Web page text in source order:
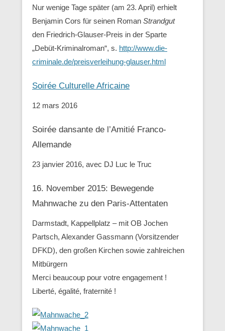
Nur wenige Tage später (am 23. April) erhielt
Benjamin Cors für seinen Roman Strandgut
den Friedrich-Glauser-Preis in der Sparte
„Debüt-Kriminalroman“, s. http://www.die-
criminale.de/preisverleihung-glauser.html
Soirée Culturelle Africaine
12 mars 2016
Soirée dansante de l’Amitié Franco-
Allemande
23 janvier 2016, avec DJ Luc le Truc
16. November 2015: Bewegende
Mahnwache zu den ‪Paris-Attentaten
Darmstadt, Kappellplatz – mit OB Jochen
Partsch, Alexander Gassmann (Vorsitzender
‪‎DFKD), den großen Kirchen sowie zahlreichen
Mitbürgern
Merci beaucoup pour votre engagement !
Liberté, égalité, fraternité !